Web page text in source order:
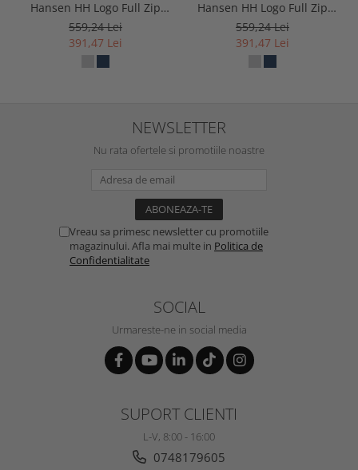
Hansen HH Logo Full Zip
Hoodie 2.0
559,24 Lei
391,47 Lei
Hansen HH Logo Full Zip
Hoodie 2.0
559,24 Lei
391,47 Lei
NEWSLETTER
Nu rata ofertele si promotiile noastre
Vreau sa primesc newsletter cu promotiile
magazinului. Afla mai multe in Politica de
Confidentialitate
SOCIAL
Urmareste-ne in social media
SUPORT CLIENTI
L-V, 8:00 - 16:00
0748179605